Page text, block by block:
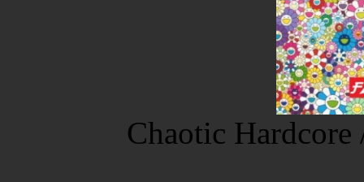
Chaotic Hardcore